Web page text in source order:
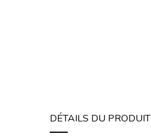
DÉTAILS DU PRODUIT